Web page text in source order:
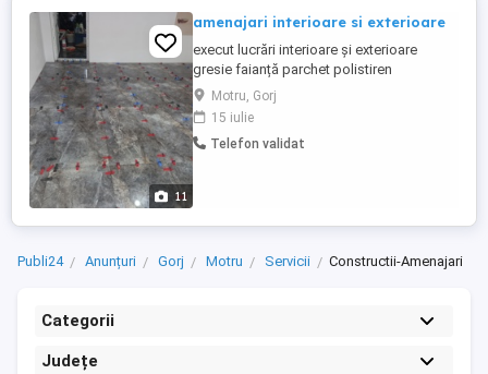
11
amenajari interioare si exterioare
execut lucrări interioare și exterioare
gresie faianță parchet polistiren
decorativa zugrăveli rigips garduri
acoperișuri (etc) telefon cristi
Motru, Gorj
15 iulie
Telefon validat
Publi24 Anunțuri Gorj Motru Servicii Constructii-Amenajari
Categorii
Județe